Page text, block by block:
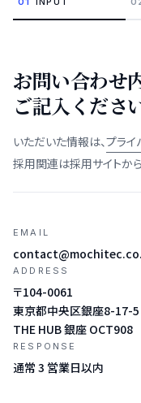
お問い合わせ
ご記入くださ
いただいた情報は、プライ
採用関連は採用サイトか
EMAIL
ADDRESS
〒104-0061
東京都中央区銀座8-17-5
THE HUB 銀座 OCT908
RESPONSE
通常 3 営業日以内